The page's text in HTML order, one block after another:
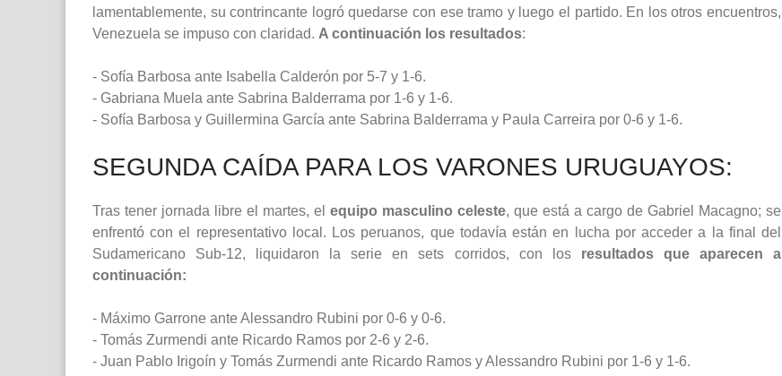
lamentablemente, su contrincante logró quedarse con ese tramo y luego el partido. En los otros encuentros,
Venezuela se impuso con claridad. A continuación los resultados:
- Sofía Barbosa ante Isabella Calderón por 5-7 y 1-6.
- Gabriana Muela ante Sabrina Balderrama por 1-6 y 1-6.
- Sofía Barbosa y Guillermina García ante Sabrina Balderrama y Paula Carreira por 0-6 y 1-6.
SEGUNDA CAÍDA PARA LOS VARONES URUGUAYOS:
Tras tener jornada libre el martes, el equipo masculino celeste, que está a cargo de Gabriel Macagno; se
enfrentó con el representativo local. Los peruanos, que todavía están en lucha por acceder a la final del
Sudamericano Sub-12, liquidaron la serie en sets corridos, con los resultados que aparecen a
continuación:
- Máximo Garrone ante Alessandro Rubini por 0-6 y 0-6.
- Tomás Zurmendi ante Ricardo Ramos por 2-6 y 2-6.
- Juan Pablo Irigoín y Tomás Zurmendi ante Ricardo Ramos y Alessandro Rubini por 1-6 y 1-6.